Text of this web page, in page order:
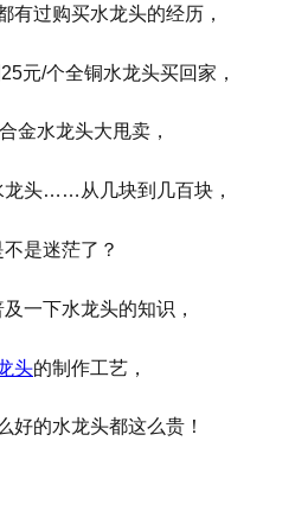
有过购买水龙头的经历，
元/个全铜水龙头买回家，
金水龙头大甩卖，
龙头……从几块到几百块，
是迷茫了？
一下水龙头的知识，
头的制作工艺，
好的水龙头都这么贵！